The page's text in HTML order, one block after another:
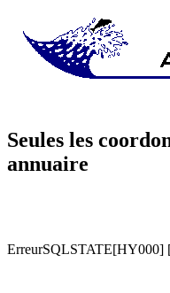
Seules les
annuaire
ErreurSQLSTATE[HY000]